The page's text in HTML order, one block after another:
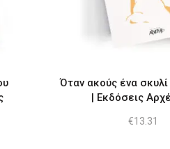
Όταν ακούς ένα σκυλί
| Εκδόσεις
€13.31